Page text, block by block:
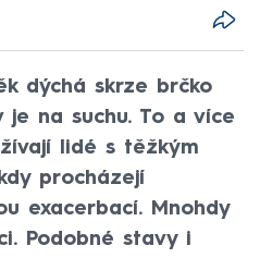
dýchá skrze brčko
na suchu. To a více
lidé s těžkým
procházejí
exacerbací. Mnohdy
Podobné stavy i